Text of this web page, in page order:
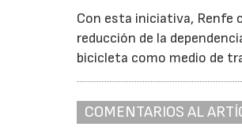
Con esta iniciativa, Renfe
reducción de la
bicicleta como medio de
COMENTARIOS AL